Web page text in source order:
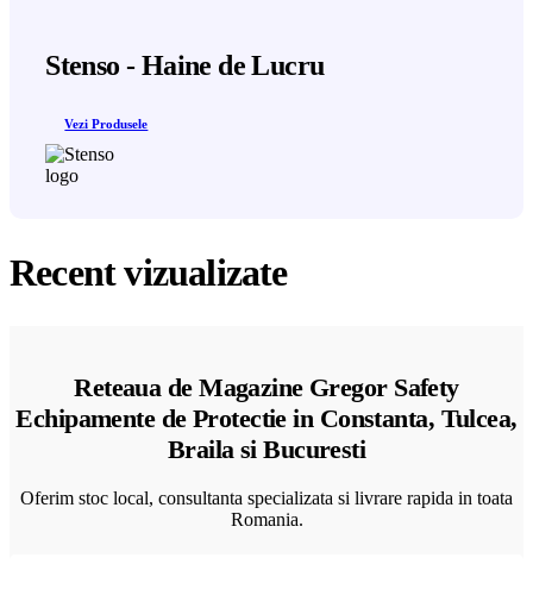
Stenso - Haine de Lucru
Vezi Produsele
Recent vizualizate
Reteaua de Magazine Gregor Safety
Echipamente de Protectie in Constanta, Tulcea,
Braila si Bucuresti
Oferim stoc local, consultanta specializata si livrare rapida in toata
Romania.